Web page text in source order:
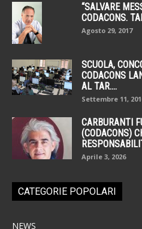
“SALVARE
CODACONS.
Agosto 29, 2017
SCUOLA,
CODACONS
AL TAR....
Settembre 11,
CARBURANTI
(CODACONS)
Aprile 3, 2026
CATEGORIE POPOLARI
NEWS